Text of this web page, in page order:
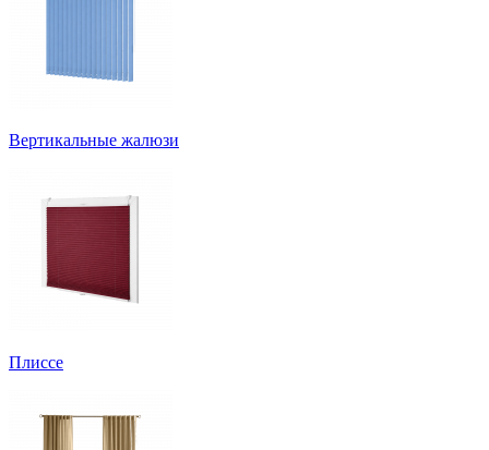
Вертикальные жалюзи
Плиссе